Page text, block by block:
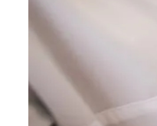
Portal Educacional
Agenda de Vestibulares
Vagas de Emprego
Concursos